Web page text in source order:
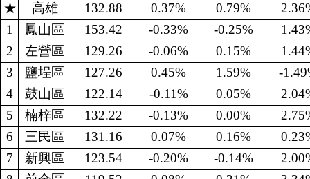
★
高雄 132.88 0.37% 0.79%
1
鳳山區 153.42 -0.33% -0.25%
2
左營區 129.26 -0.06% 0.15%
3
鹽埕區 127.26 0.45% 1.59%
-
4
鼓山區 122.14 -0.11% 0.05%
5
楠梓區 132.22 -0.13% 0.00%
6
三民區 131.16 0.07% 0.16%
7
新興區 123.54 -0.20% -0.14%